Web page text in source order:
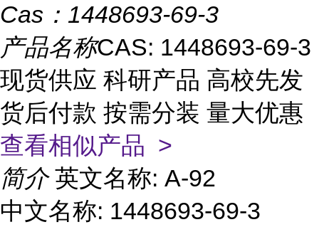
Cas： 1448693-69-3
产品名称CAS: 1448693-69-3
现货供应 科研产品 高校先发
货后付款 按需分装 量大优惠
查看相似产品 >
简介 英文名称: A-92
中文名称: 1448693-69-3